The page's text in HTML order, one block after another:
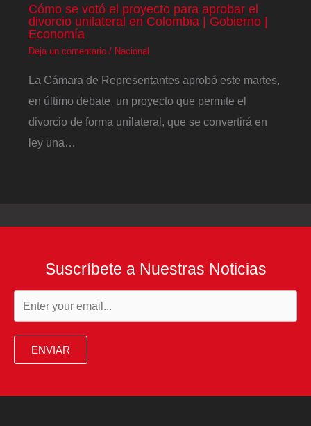
Cómo se votó el proyecto para aprobar el
divorcio unilateral en Colombia | Gobierno |
Economía
Deja un comentario / Nacional
La Cámara de Representantes aprobó este martes,
en último debate, un proyecto que permite el
divorcio de forma unilateral, que se convertirá en
ley una…
Suscríbete a Nuestras Noticias
ENVIAR